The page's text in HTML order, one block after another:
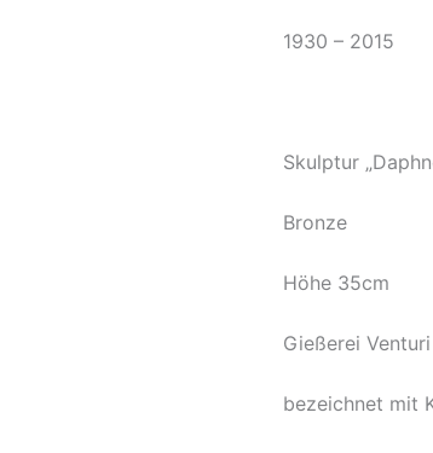
1930 – 2015
Skulptur
Bronze
Höhe 35cm
Gießerei
bezeichnet mit